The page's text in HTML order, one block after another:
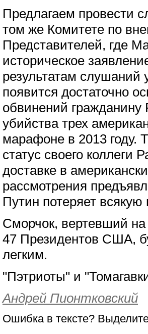
Предлагаем провести
том же Комитете по
Представителей, где
историческое
результатам слушаний
появится достаточно
обвинений
убийства трех
марафоне в 2013 году.
статус своего коллеги
доставке в
рассмотрения
Путин потеряет всякую
Сморчок, вертевший на
47 Президентов США,
легким.
"Пэтриоты" и
Андрей Пионтковский
Ошибка в тексте?